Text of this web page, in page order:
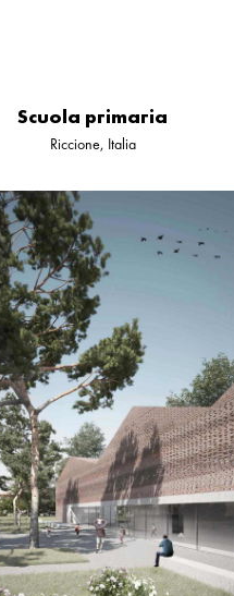
Scuola primaria
Riccione, Italia